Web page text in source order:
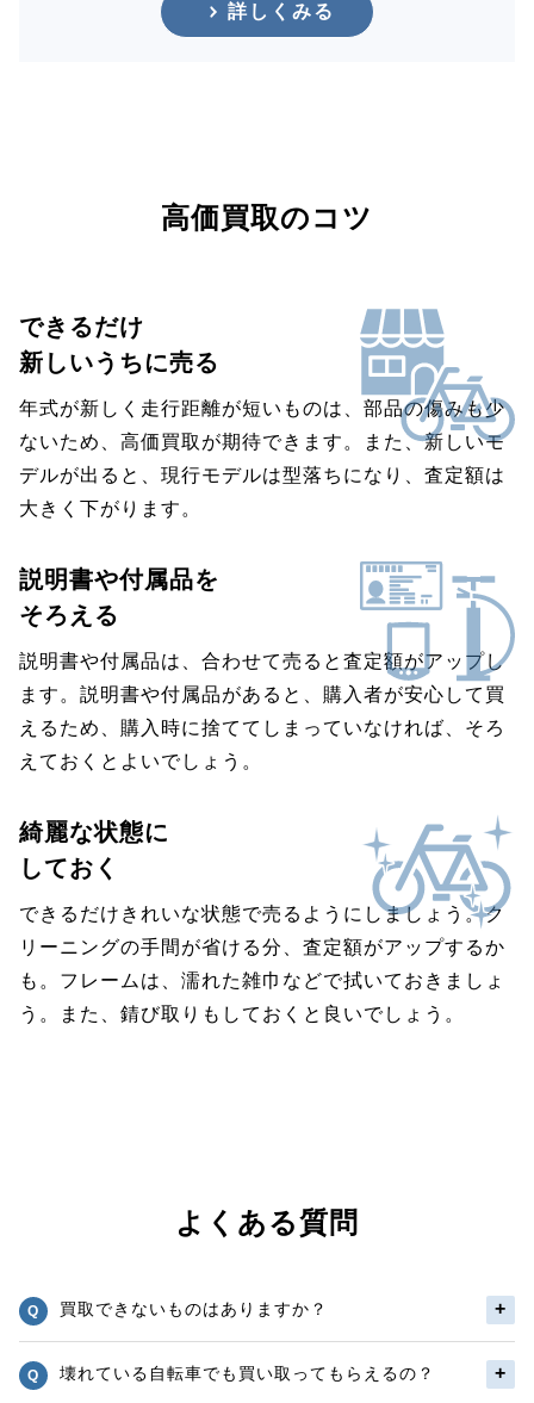
詳しくみる
高価買取のコツ
できるだけ
新しいうちに売る
年式が新しく走行距離が短いものは、部品の傷みも少
ないため、高価買取が期待できます。また、新しいモ
デルが出ると、現行モデルは型落ちになり、査定額は
大きく下がります。
説明書や付属品を
そろえる
説明書や付属品は、合わせて売ると査定額がアップし
ます。説明書や付属品があると、購入者が安心して買
えるため、購入時に捨ててしまっていなければ、そろ
えておくとよいでしょう。
綺麗な状態に
しておく
できるだけきれいな状態で売るようにしましょう。ク
リーニングの手間が省ける分、査定額がアップするか
も。フレームは、濡れた雑巾などで拭いておきましょ
う。また、錆び取りもしておくと良いでしょう。
よくある質問
買取できないものはありますか？
壊れている自転車でも買い取ってもらえるの？